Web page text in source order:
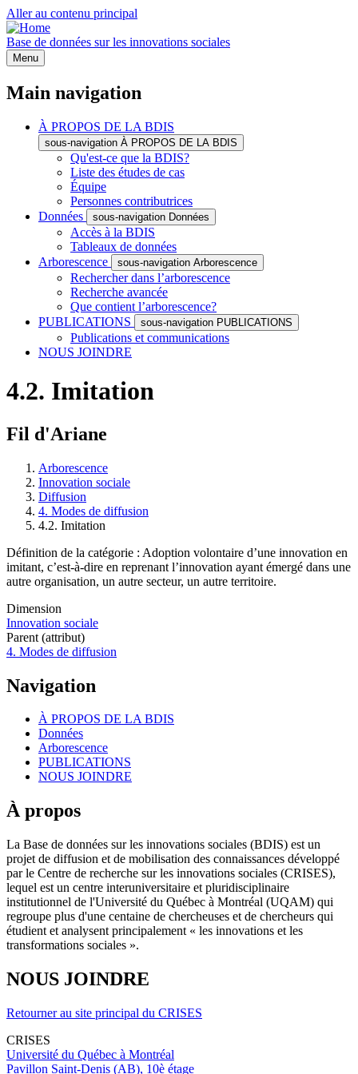
Aller au contenu principal
Base de données sur les innovations sociales
Menu
Main navigation
À PROPOS DE LA BDIS
sous-navigation À PROPOS DE LA BDIS
Qu'est-ce que la BDIS?
Liste des études de cas
Équipe
Personnes contributrices
Données
sous-navigation Données
Accès à la BDIS
Tableaux de données
Arborescence
sous-navigation Arborescence
Rechercher dans l’arborescence
Recherche avancée
Que contient l’arborescence?
PUBLICATIONS
sous-navigation PUBLICATIONS
Publications et communications
NOUS JOINDRE
4.2. Imitation
Fil d'Ariane
Arborescence
Innovation sociale
Diffusion
4. Modes de diffusion
4.2. Imitation
Définition de la catégorie : Adoption volontaire d’une innovation en
imitant, c’est-à-dire en reprenant l’innovation ayant émergé dans une
autre organisation, un autre secteur, un autre territoire.
Dimension
Innovation sociale
Parent (attribut)
4. Modes de diffusion
Navigation
À PROPOS DE LA BDIS
Données
Arborescence
PUBLICATIONS
NOUS JOINDRE
À propos
La Base de données sur les innovations sociales (BDIS) est un
projet de diffusion et de mobilisation des connaissances développé
par le Centre de recherche sur les innovations sociales (CRISES),
lequel est un centre interuniversitaire et pluridisciplinaire
institutionnel de l'Université du Québec à Montréal (UQAM) qui
regroupe plus d'une centaine de chercheuses et de chercheurs qui
étudient et analysent principalement « les innovations et les
transformations sociales ».
NOUS JOINDRE
Retourner au site principal du CRISES
CRISES
Université du Québec à Montréal
Pavillon Saint-Denis (AB), 10è étage